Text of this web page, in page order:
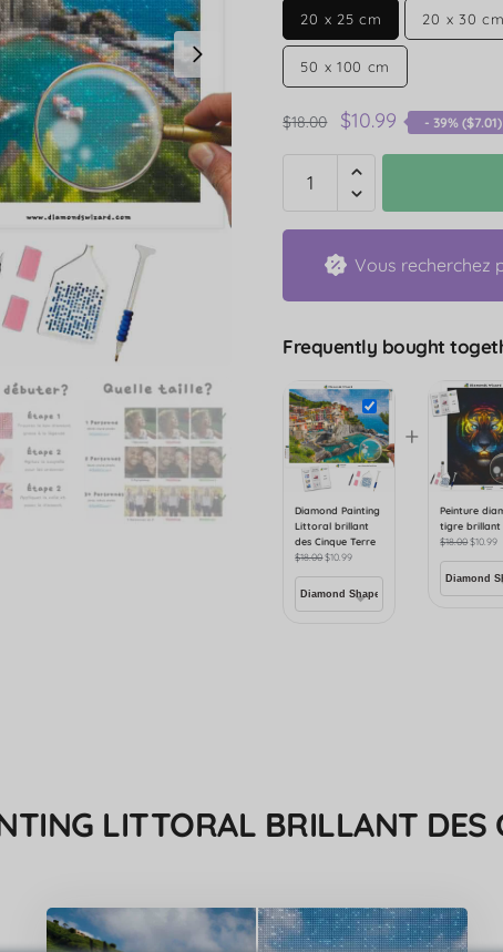
20 x 25 cm 20 x 30 cm
50 x 100 cm
$18.00 $10.99 - 39% ($7.01)
Vous recherchez
Frequently bought
Diamond Painting
Littoral brillant
des Cinque Terre
$18.00$10.99
+
Peinture
tigre brillant
$18.00$10.99
LITTORAL BRILLANT DES